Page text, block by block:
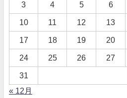
3 4 5 6
10 11 12 13
17 18 19 20
24 25 26 27
31
« 12月